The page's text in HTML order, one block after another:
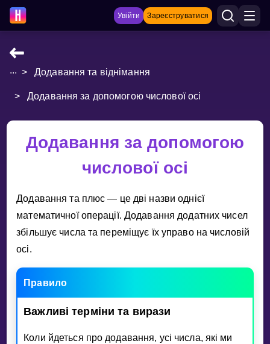
Увійти Зареєструватися
НАВЧАЛЬНІ МАТЕРІАЛИ
Curriculum
Показати більше
ІГРИ
Джуніор-матем
Показати більше
Select curriculum
... > Додавання та віднімання
> Додавання за допомогою числової осі
Додавання за допомогою
числової осі
Додавання та плюс — це двi назви однiєї
математичної операцiї. Додавання додатних чисел
збiльшує числа та перемiщує їх управо на числовiй
осi.
Правило
Важливi термiни та вирази
Коли йдеться про додавання, усi числа, якi ми